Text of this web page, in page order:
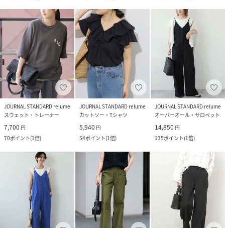
JOURNAL STANDARD relume
スウェット・トレーナー
7,700 円
70ポイント(1倍)
JOURNAL STANDARD relume
カットソー・Tシャツ
5,940 円
54ポイント(1倍)
JOURNAL STANDARD relume
オーバーオール・サロペット
14,850 円
135ポイント(1倍)